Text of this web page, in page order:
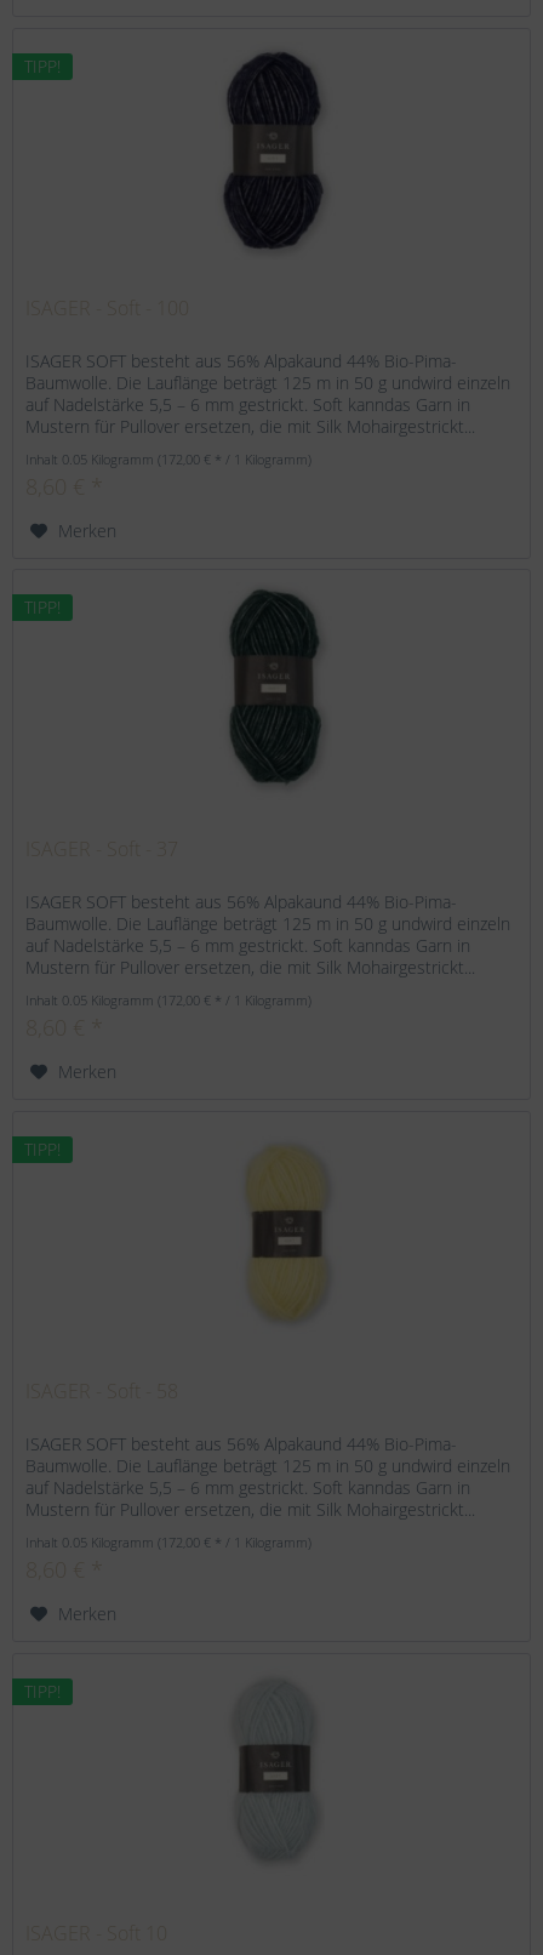
TIPP!
ISAGER SOFT besteht aus 56% Alpakaund 44% Bio-Pima-
Baumwolle. Die Lauflänge beträgt 125 m in 50 g undwird einzeln
auf Nadelstärke 5,5 – 6 mm gestrickt. Soft kanndas Garn in
Mustern für Pullover ersetzen, die mit Silk Mohairgestrickt...
Inhalt 0.05 Kilogramm(172,00 € * / 1 Kilogramm)
Merken
TIPP!
ISAGER SOFT besteht aus 56% Alpakaund 44% Bio-Pima-
Baumwolle. Die Lauflänge beträgt 125 m in 50 g undwird einzeln
auf Nadelstärke 5,5 – 6 mm gestrickt. Soft kanndas Garn in
Mustern für Pullover ersetzen, die mit Silk Mohairgestrickt...
Inhalt 0.05 Kilogramm(172,00 € * / 1 Kilogramm)
Merken
TIPP!
ISAGER SOFT besteht aus 56% Alpakaund 44% Bio-Pima-
Baumwolle. Die Lauflänge beträgt 125 m in 50 g undwird einzeln
auf Nadelstärke 5,5 – 6 mm gestrickt. Soft kanndas Garn in
Mustern für Pullover ersetzen, die mit Silk Mohairgestrickt...
Inhalt 0.05 Kilogramm(172,00 € * / 1 Kilogramm)
Merken
TIPP!